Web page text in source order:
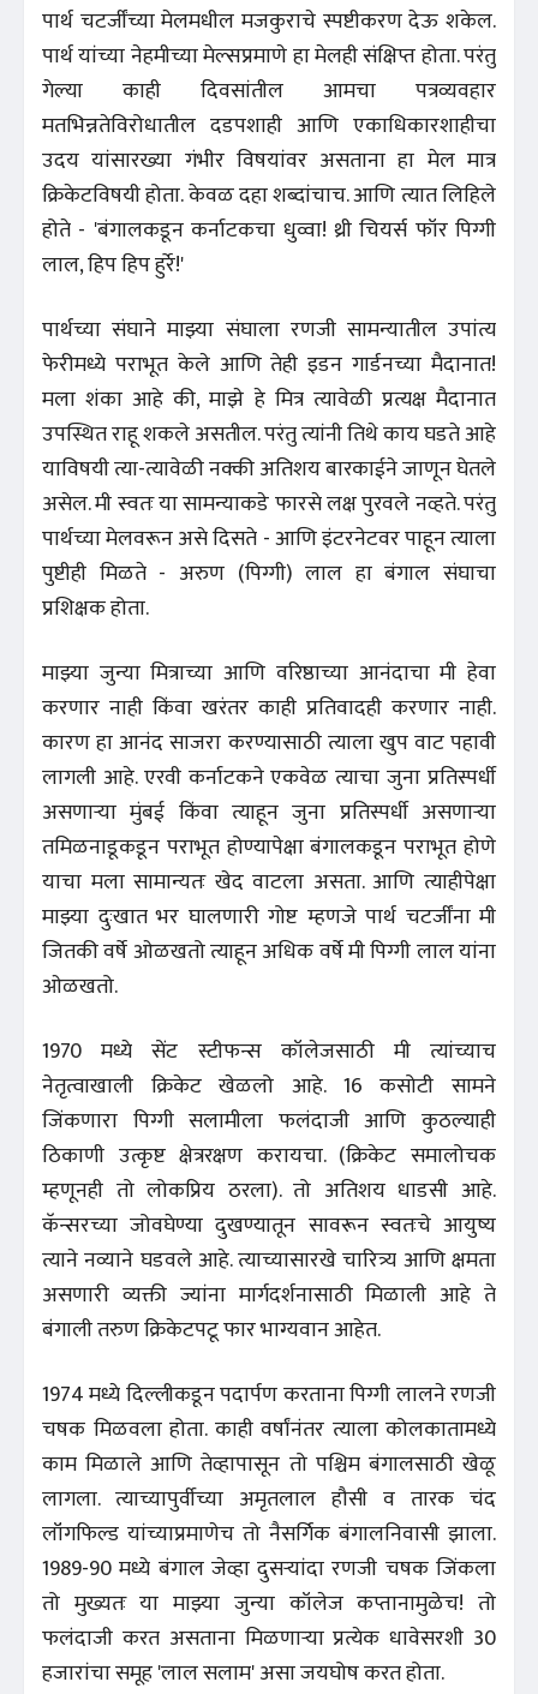
पार्थ चटर्जींच्या मेलमधील मजकुराचे स्पष्टीकरण देऊ शकेल.
पार्थ यांच्या नेहमीच्या मेल्सप्रमाणे हा मेलही संक्षिप्त होता. परंतु
गेल्या काही दिवसांतील आमचा पत्रव्यवहार
मतभिन्नतेविरोधातील दडपशाही आणि एकाधिकारशाहीचा
उदय यांसारख्या गंभीर विषयांवर असताना हा मेल मात्र
क्रिकेटविषयी होता. केवळ दहा शब्दांचाच. आणि त्यात लिहिले
होते - 'बंगालकडून कर्नाटकचा धुव्वा! थ्री चियर्स फॉर पिग्गी
लाल, हिप हिप हुर्रे!'
पार्थच्या संघाने माझ्या संघाला रणजी सामन्यातील उपांत्य
फेरीमध्ये पराभूत केले आणि तेही इडन गार्डनच्या मैदानात!
मला शंका आहे की, माझे हे मित्र त्यावेळी प्रत्यक्ष मैदानात
उपस्थित राहू शकले असतील. परंतु त्यांनी तिथे काय घडते आहे
याविषयी त्या-त्यावेळी नक्की अतिशय बारकाईने जाणून घेतले
असेल. मी स्वतः या सामन्याकडे फारसे लक्ष पुरवले नव्हते. परंतु
पार्थच्या मेलवरून असे दिसते - आणि इंटरनेटवर पाहून त्याला
पुष्टीही मिळते - अरुण (पिग्गी) लाल हा बंगाल संघाचा
प्रशिक्षक होता.
माझ्या जुन्या मित्राच्या आणि वरिष्ठाच्या आनंदाचा मी हेवा
करणार नाही किंवा खरंतर काही प्रतिवादही करणार नाही.
कारण हा आनंद साजरा करण्यासाठी त्याला खुप वाट पहावी
लागली आहे. एरवी कर्नाटकने एकवेळ त्याचा जुना प्रतिस्पर्धी
असणाऱ्या मुंबई किंवा त्याहून जुना प्रतिस्पर्धी असणाऱ्या
तमिळनाडूकडून पराभूत होण्यापेक्षा बंगालकडून पराभूत होणे
याचा मला सामान्यतः खेद वाटला असता. आणि त्याहीपेक्षा
माझ्या दुःखात भर घालणारी गोष्ट म्हणजे पार्थ चटर्जींना मी
जितकी वर्षे ओळखतो त्याहून अधिक वर्षे मी पिग्गी लाल यांना
ओळखतो.
1970 मध्ये सेंट स्टीफन्स कॉलेजसाठी मी त्यांच्याच
नेतृत्वाखाली क्रिकेट खेळलो आहे. 16 कसोटी सामने
जिंकणारा पिग्गी सलामीला फलंदाजी आणि कुठल्याही
ठिकाणी उत्कृष्ट क्षेत्ररक्षण करायचा. (क्रिकेट समालोचक
म्हणूनही तो लोकप्रिय ठरला). तो अतिशय धाडसी आहे.
कॅन्सरच्या जोवघेण्या दुखण्यातून सावरून स्वतःचे आयुष्य
त्याने नव्याने घडवले आहे. त्याच्यासारखे चारित्र्य आणि क्षमता
असणारी व्यक्ती ज्यांना मार्गदर्शनासाठी मिळाली आहे ते
बंगाली तरुण क्रिकेटपटू फार भाग्यवान आहेत.
1974 मध्ये दिल्लीकडून पदार्पण करताना पिग्गी लालने रणजी
चषक मिळवला होता. काही वर्षांनंतर त्याला कोलकातामध्ये
काम मिळाले आणि तेव्हापासून तो पश्चिम बंगालसाठी खेळू
लागला. त्याच्यापुर्वीच्या अमृतलाल हौसी व तारक चंद
लॉंगफिल्ड यांच्याप्रमाणेच तो नैसर्गिक बंगालनिवासी झाला.
1989-90 मध्ये बंगाल जेव्हा दुसऱ्यांदा रणजी चषक जिंकला
तो मुख्यतः या माझ्या जुन्या कॉलेज कप्तानामुळेच! तो
फलंदाजी करत असताना मिळणाऱ्या प्रत्येक धावेसरशी 30
हजारांचा समूह 'लाल सलाम' असा जयघोष करत होता.